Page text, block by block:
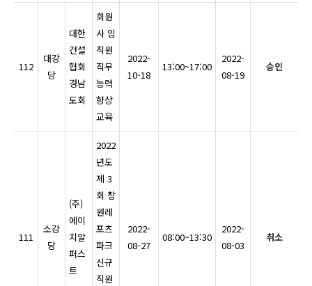
112
대강
당
대한
건설
협회
경남
도회
회원
사 임
직원
직무
능력
향상
교육
2022-
10-18
13:00~17:00
2022-
08-19
승인
111
소강
당
(주)
에이
치알
퍼스
트
2022
년도
제 3
회 창
원레
포츠
파크
신규
직원
2022-
08-27
08:00~13:30
2022-
08-03
취소